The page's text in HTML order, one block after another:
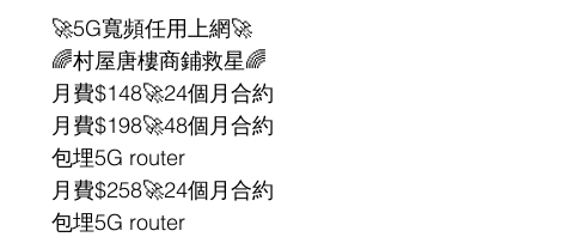
🚀5G寬頻任用上網🚀
🌈村屋唐樓商鋪救星🌈
月費$148🚀24個月合約
月費$198🚀48個月合約
包埋5G router
月費$258🚀24個月合約
包埋5G router